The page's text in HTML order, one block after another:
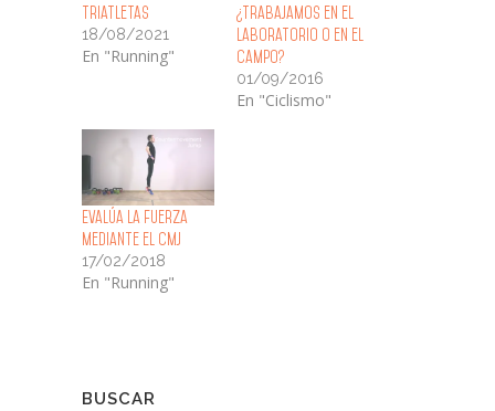
Triatletas
18/08/2021
En "Running"
¿Trabajamos en el
Laboratorio o en el
Campo?
01/09/2016
En "Ciclismo"
Evalúa la fuerza
mediante el CMJ
17/02/2018
En "Running"
BUSCAR